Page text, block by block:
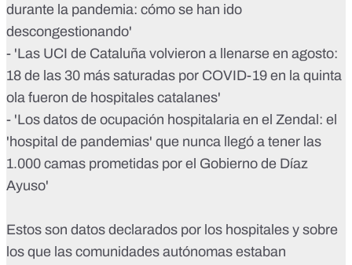
durante la pandemia: cómo se han ido
descongestionando'
- 'Las UCI de Cataluña volvieron a llenarse en agosto:
18 de las 30 más saturadas por COVID-19 en la quinta
ola fueron de hospitales catalanes'
- 'Los datos de ocupación hospitalaria en el Zendal: el
'hospital de pandemias' que nunca llegó a tener las
1.000 camas prometidas por el Gobierno de Díaz
Ayuso'
Estos son datos declarados por los hospitales y sobre
los que las comunidades autónomas estaban